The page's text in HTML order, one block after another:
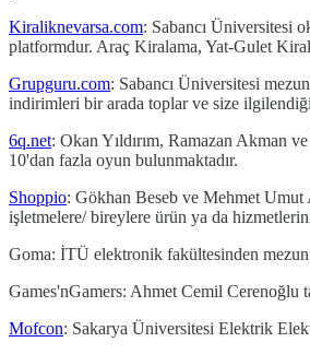
Kiraliknevarsa.com: Sabancı Üniversitesi
platformdur. Araç Kiralama, Yat-Gulet
Grupguru.com: Sabancı Üniversitesi
indirimleri bir arada toplar ve size
6q.net: Okan Yıldırım, Ramazan Akman
10'dan fazla oyun bulunmaktadır.
Shoppio: Gökhan Beseb ve Mehmet Umut
işletmelere/ bireylere ürün ya da
Goma: İTÜ elektronik fakültesinden
Games'nGamers: Ahmet Cemil Cerenoğlu
Mofcon: Sakarya Üniversitesi Elektrik